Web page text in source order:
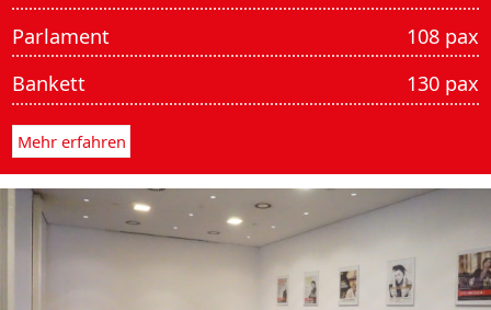
Parlament
108 pax
Bankett
130 pax
Mehr erfahren